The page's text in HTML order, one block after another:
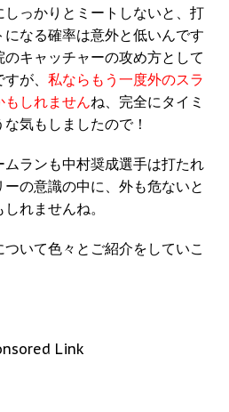
っかりとミートしないと、打
なる確率は意外と低いんです
キャッチャーの攻め方として
が、 私ならもう一度外のスラ
もしれませんね、完全にタイミ
気もしましたので！
ランも中村奨成選手は打たれ
の意識の中に、外も危ないと
れませんね。
いて色々とご紹介をしていこ
Link